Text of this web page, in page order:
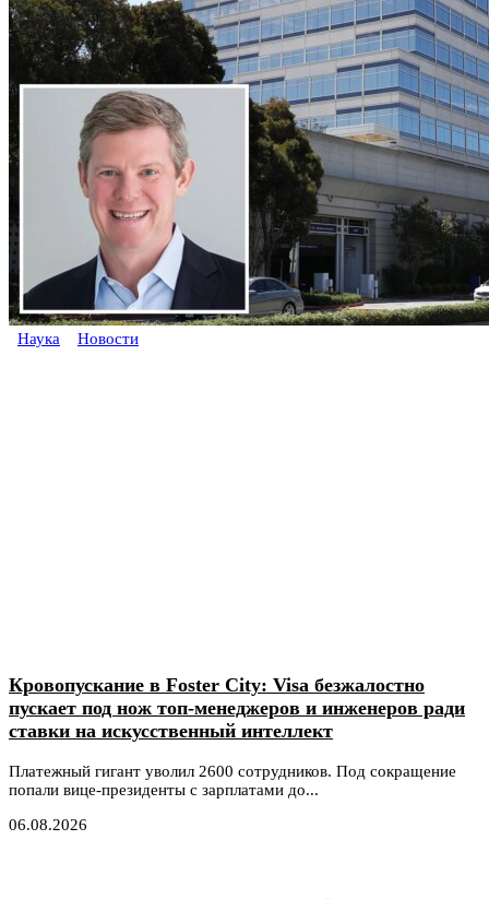
Наука Новости
Кровопускание в Foster City: Visa безжалостно
пускает под нож топ-менеджеров и инженеров ради
ставки на искусственный интеллект
Платежный гигант уволил 2600 сотрудников. Под сокращение
попали вице-президенты с зарплатами до...
06.08.2026